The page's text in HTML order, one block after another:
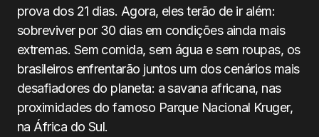
prova dos 21 dias. Agora, eles terão de ir além:
sobreviver por 30 dias em condições ainda mais
extremas. Sem comida, sem água e sem roupas, os
brasileiros enfrentarão juntos um dos cenários mais
desafiadores do planeta: a savana africana, nas
proximidades do famoso Parque Nacional Kruger,
na África do Sul.